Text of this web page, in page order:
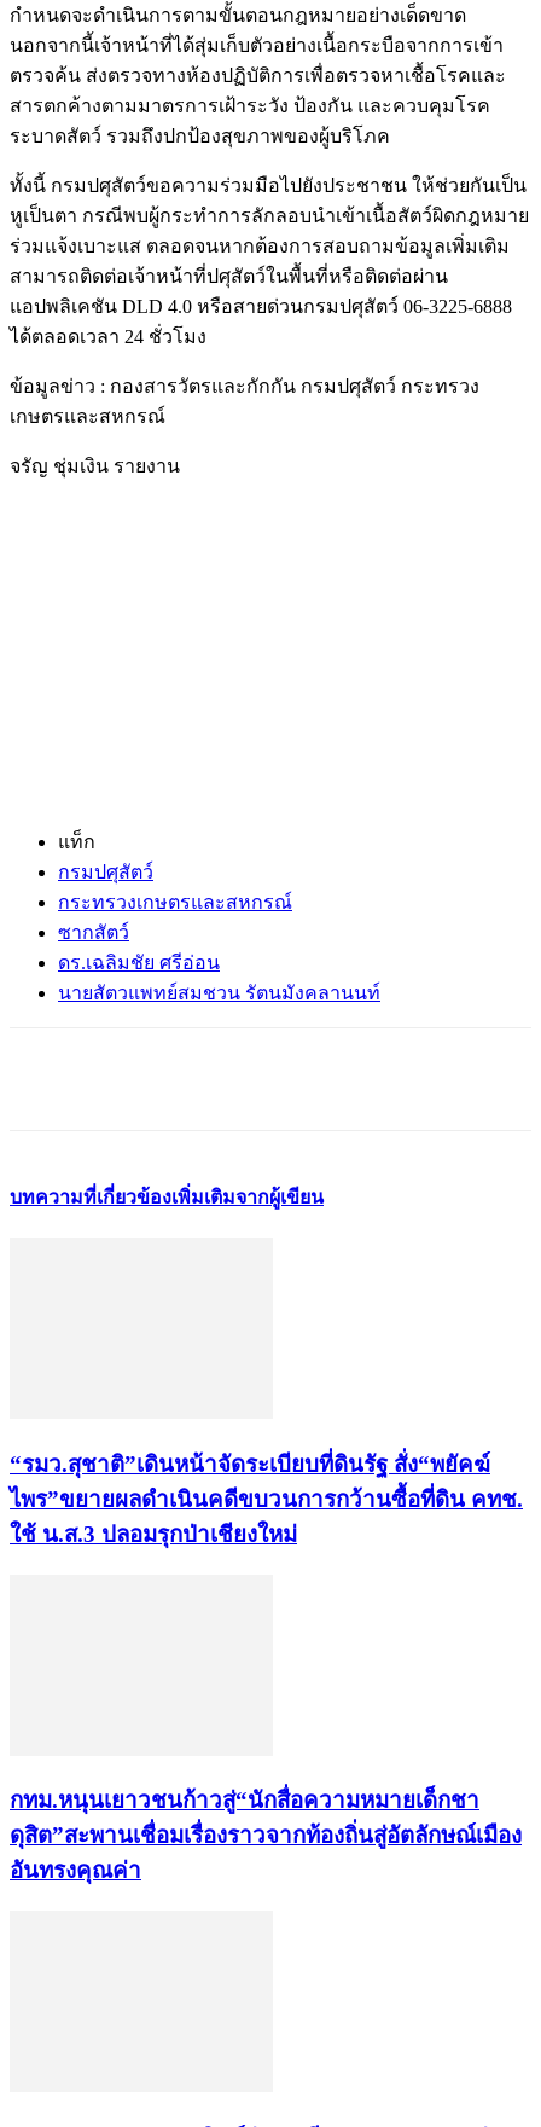
กำหนดจะดำเนินการตามขั้นตอนกฎหมายอย่างเด็ดขาด
นอกจากนี้เจ้าหน้าที่ได้สุ่มเก็บตัวอย่างเนื้อกระบือจากการเข้า
ตรวจค้น ส่งตรวจทางห้องปฏิบัติการเพื่อตรวจหาเชื้อโรคและ
สารตกค้างตามมาตรการเฝ้าระวัง ป้องกัน และควบคุมโรค
ระบาดสัตว์ รวมถึงปกป้องสุขภาพของผู้บริโภค
ทั้งนี้ กรมปศุสัตว์ขอความร่วมมือไปยังประชาชน ให้ช่วยกันเป็น
หูเป็นตา กรณีพบผู้กระทำการลักลอบนำเข้าเนื้อสัตว์ผิดกฎหมาย
ร่วมแจ้งเบาะแส ตลอดจนหากต้องการสอบถามข้อมูลเพิ่มเติม
สามารถติดต่อเจ้าหน้าที่ปศุสัตว์ในพื้นที่หรือติดต่อผ่าน
แอปพลิเคชัน DLD 4.0 หรือสายด่วนกรมปศุสัตว์ 06-3225-6888
ได้ตลอดเวลา 24 ชั่วโมง
ข้อมูลข่าว : กองสารวัตรและกักกัน กรมปศุสัตว์ กระทรวง
เกษตรและสหกรณ์
จรัญ ชุ่มเงิน รายงาน
แท็ก
กรมปศุสัตว์
กระทรวงเกษตรและสหกรณ์
ซากสัตว์
ดร.เฉลิมชัย ศรีอ่อน
นายสัตวแพทย์สมชวน รัตนมังคลานนท์
บทความที่เกี่ยวข้องเพิ่มเติมจากผู้เขียน
“รมว.สุชาติ”เดินหน้าจัดระเบียบที่ดินรัฐ สั่ง“พยัคฆ์
ไพร”ขยายผลดำเนินคดีขบวนการกว้านซื้อที่ดิน คทช.
ใช้ น.ส.3 ปลอมรุกป่าเชียงใหม่
กทม.หนุนเยาวชนก้าวสู่“นักสื่อความหมายเด็กชา
ดุสิต”สะพานเชื่อมเรื่องราวจากท้องถิ่นสู่อัตลักษณ์เมือง
อันทรงคุณค่า